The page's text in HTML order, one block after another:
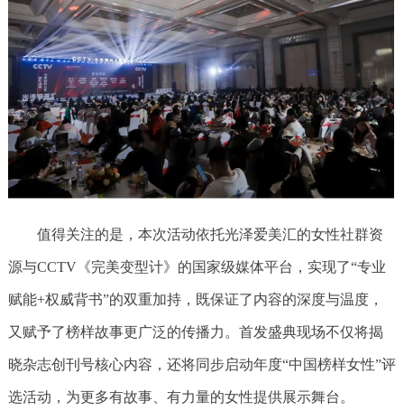
值得关注的是，本次活动依托光泽爱美汇的女性社群资
源与CCTV《完美变型计》的国家级媒体平台，实现了“专业
赋能+权威背书”的双重加持，既保证了内容的深度与温度，
又赋予了榜样故事更广泛的传播力。首发盛典现场不仅将揭
晓杂志创刊号核心内容，还将同步启动年度“中国榜样女性”评
选活动，为更多有故事、有力量的女性提供展示舞台。